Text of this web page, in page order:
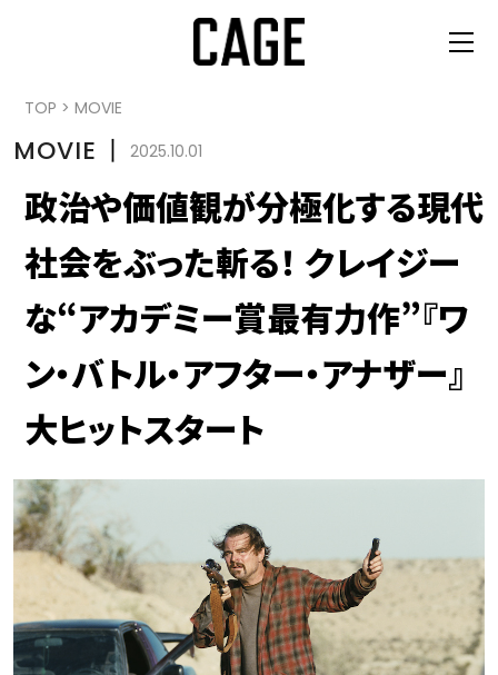
TOP > MOVIE
MOVIE 丨 2025.10.01
政治や価値観が分極化する現代
社会をぶった斬る！ クレイジー
な“アカデミー賞最有力作”『ワ
ン・バトル・アフター・アナザー』
大ヒットスタート